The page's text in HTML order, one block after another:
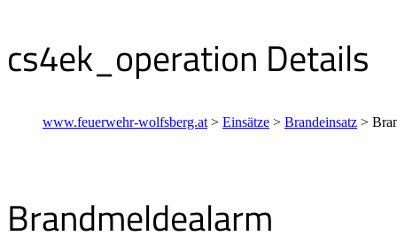
cs4ek_operation Details
www.feuerwehr-wolfsberg.at > Einsätze > Brandeinsatz >
Brandmeldealarm